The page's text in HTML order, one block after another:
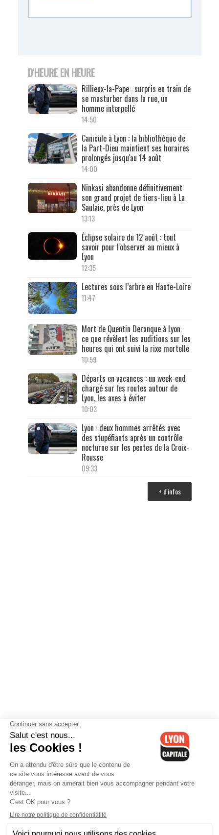
D'HEURE EN HEURE
Rillieux-la-Pape : surpris en train de
se masturber dans la rue, un
homme interpellé
14:50
Canicule à Lyon : la bibliothèque de
la Part-Dieu maintient ses horaires
prolongés jusqu'au 14 août
14:00
Ninkasi abandonne définitivement
son grand projet de tiers-lieu à La
Saulaie, près de Lyon
13:13
Éclipse solaire du 12 août : tout
savoir pour l'observer au mieux à
Lyon
12:35
Lectures sous l’arbre en Haute-Loire
11:47
Mort de Quentin Deranque à Lyon :
ce que révèlent les auditions sur les
heures qui ont suivi la rixe mortelle
10:59
Départs en vacances : un week-end
chargé sur les routes autour de
Lyon, les axes à éviter
10:03
Lyon : deux hommes arrêtés avec
des stupéfiants après un contrôle
nocturne sur les pentes de la Croix-
Rousse
09:33
+ d'infos